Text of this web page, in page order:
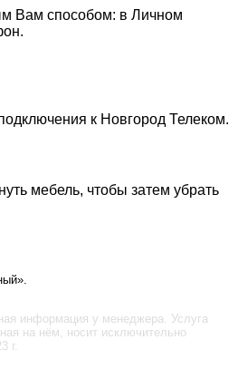
Вам способом: в Личном
к Новгород Телеком.
мебель, чтобы затем убрать
информация у менеджера. Услуга
на нём, носит исключительно
г.